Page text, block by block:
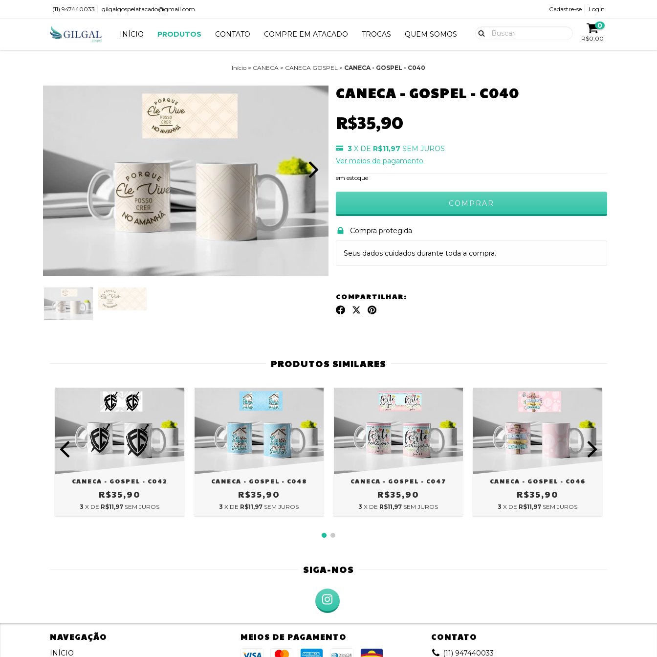
(11) 947440033 gilgalgospelatacado@gmail.com Cadastre-se Login
INÍCIO PRODUTOS CONTATO COMPRE EM ATACADO TROCAS QUEM SOMOS
0
R$0,00
Início > CANECA > CANECA GOSPEL > CANECA - GOSPEL - C040
CANECA - GOSPEL - C040
R$35,90
3 X DE R$11,97 SEM JUROS
Ver meios de pagamento
em estoque
Compra protegida
Seus dados cuidados durante toda a compra.
COMPARTILHAR:
PRODUTOS SIMILARES
CANECA - GOSPEL - C042
R$35,90
3 X DE R$11,97 SEM JUROS
CANECA - GOSPEL - C048
R$35,90
3 X DE R$11,97 SEM JUROS
CANECA - GOSPEL - C047
R$35,90
3 X DE R$11,97 SEM JUROS
CANECA - GOSPEL - C046
R$35,90
3 X DE R$11,97 SEM JUROS
SIGA-NOS
NAVEGAÇÃO
INÍCIO
MEIOS DE PAGAMENTO CONTATO
(11) 947440033